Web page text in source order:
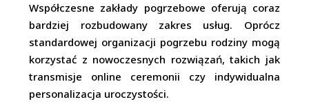
Współczesne zakłady pogrzebowe oferują coraz
bardziej rozbudowany zakres usług. Oprócz
standardowej organizacji pogrzebu rodziny mogą
korzystać z nowoczesnych rozwiązań, takich jak
transmisje online ceremonii czy indywidualna
personalizacja uroczystości.